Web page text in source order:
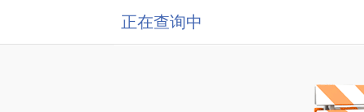
正在查询中